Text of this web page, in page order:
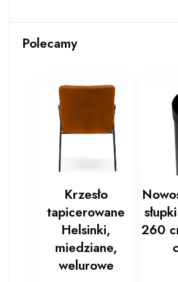
Polecamy
Krzesło
tapicerowane
Helsinki,
miedziane,
welurowe
260